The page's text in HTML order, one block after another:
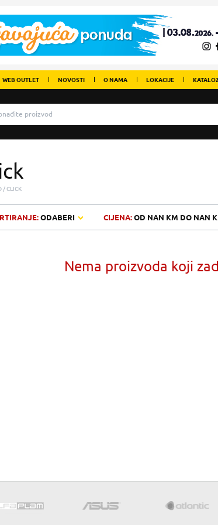
WEB OUTLET NOVOSTI O NAMA LOKACIJE
CLICK
ODABERI CIJENA:OD NAN KM DO NAN
Nema proizvoda koji